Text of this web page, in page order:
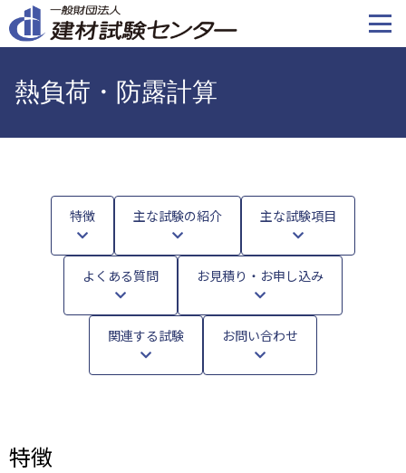
イ
熱負荷・防露計算
特徴 主な試験の紹介 主な試験項目
よくある質問 お見積り・お申し込み
関連する試験 お問い合わせ
特徴